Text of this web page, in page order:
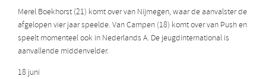
Merel Boekhorst (21) komt over van Nijmegen, waar de aanvalster de
afgelopen vier jaar speelde. Van Campen (18) komt over van Push en
speelt momenteel ook in Nederlands A. De jeugdinternational is
aanvallende middenvelder.
18 juni